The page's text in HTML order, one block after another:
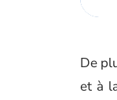
De
et à